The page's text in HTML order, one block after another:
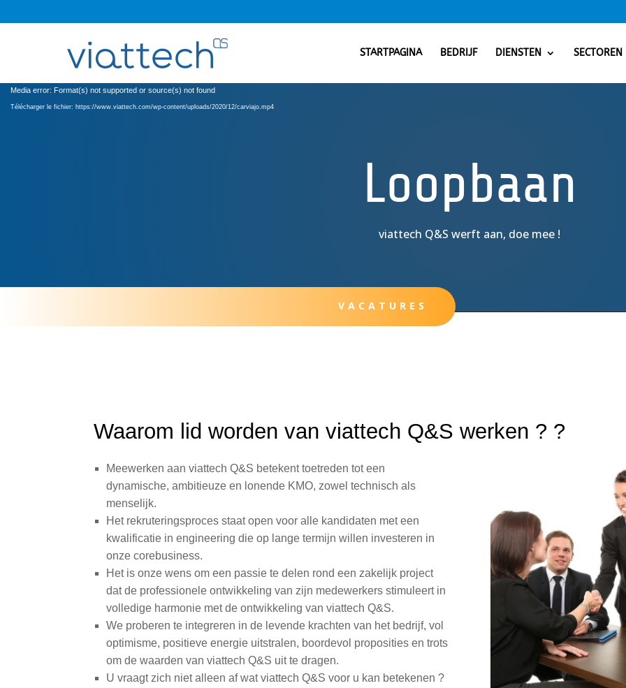
STARTPAGINA BEDRIJF DIENSTEN SECTOREN
Lecteur
vidéo
Media error: Format(s) not supported or source(s) not found
Télécharger le fichier: https://www.viattech.com/wp-content/uploads/2020/12/carviajo.mp4
Loopbaan
viattech Q&S werft aan, doe mee !
VACATURES
Waarom lid worden van viattech Q&Swerken ? ?
Meewerken aan viattech Q&S betekent toetreden tot een
dynamische, ambitieuze en lonende KMO, zowel technisch als
menselijk.
Het rekruteringsproces staat open voor alle kandidaten met een
kwalificatie in engineering die op lange termijn willen investeren in
onze corebusiness.
Het is onze wens om een ​​passie te delen rond een zakelijk project
dat de professionele ontwikkeling van zijn medewerkers stimuleert in
volledige harmonie met de ontwikkeling van viattech Q&S.
We proberen te integreren in de levende krachten van het bedrijf, vol
optimisme, positieve energie uitstralen, boordevol proposities en trots
om de waarden van viattech Q&S uit te dragen.
U vraagt ​​zich niet alleen af ​​wat viattech Q&S voor u kan betekenen ?